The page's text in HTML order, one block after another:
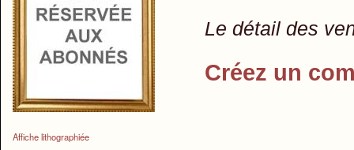
Affiche lithographiée
Le détail des
Créez un